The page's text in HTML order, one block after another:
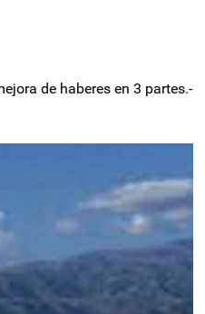
de haberes en 3 partes.-